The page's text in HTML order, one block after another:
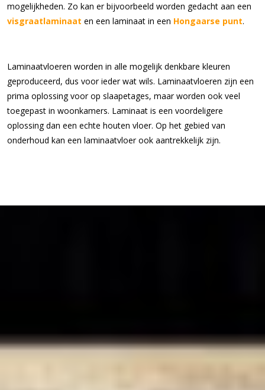
mogelijkheden. Zo kan er bijvoorbeeld worden gedacht aan een
visgraatlaminaat en een laminaat in een Hongaarse punt.
Laminaatvloeren worden in alle mogelijk denkbare kleuren
geproduceerd, dus voor ieder wat wils. Laminaatvloeren zijn een
prima oplossing voor op slaapetages, maar worden ook veel
toegepast in woonkamers. Laminaat is een voordeligere
oplossing dan een echte houten vloer. Op het gebied van
onderhoud kan een laminaatvloer ook aantrekkelijk zijn.